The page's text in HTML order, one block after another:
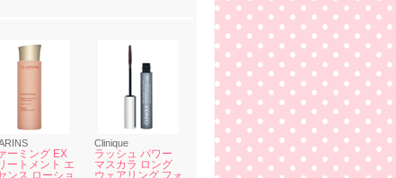
ーミング EX
ートメント エ
ンス ローショ
Clinique
ラッシュ パワー
マスカラ ロング
ウェアリング フォ